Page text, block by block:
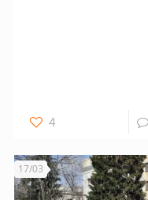
4
17/03